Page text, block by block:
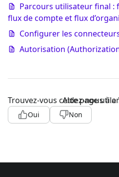
Parcours utilisateur final :
flux de compte et flux
Configurer les
Autorisation
Trouvez-vous cette page utile
Oui Non
Aidez-nous à